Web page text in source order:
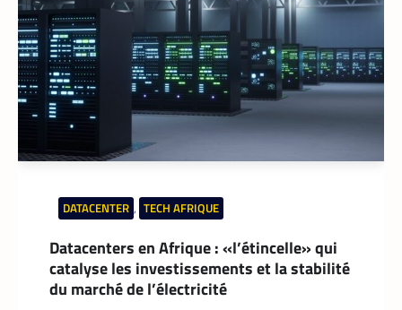
DATACENTER , TECH AFRIQUE
Datacenters en Afrique : «l’étincelle» qui
catalyse les investissements et la stabilité
du marché de l’électricité